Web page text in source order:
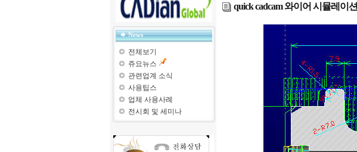
News
전체보기
쥬요뉴스
관련업계 소식
사용팁스
업체 사용사례
전시회 및 세미나
quick cadcam 와이어 시뮬레이션